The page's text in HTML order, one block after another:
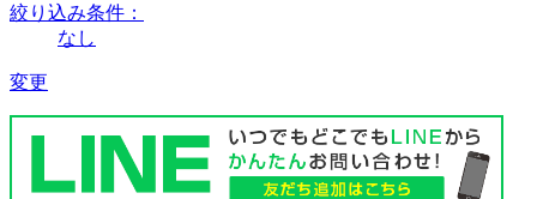
絞り込み条件：
なし
変更